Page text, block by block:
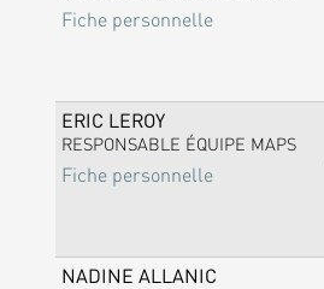
Fiche personnelle
ERIC LEROY
RESPONSABLE ÉQUIPE MAPS
Fiche personnelle
NADINE ALLANIC